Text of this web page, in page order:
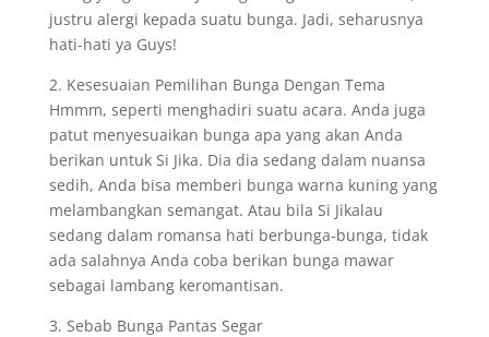
justru alergi kepada suatu bunga. Jadi, seharusnya
hati-hati ya Guys!
2. Kesesuaian Pemilihan Bunga Dengan Tema
Hmmm, seperti menghadiri suatu acara. Anda juga
patut menyesuaikan bunga apa yang akan Anda
berikan untuk Si Jika. Dia dia sedang dalam nuansa
sedih, Anda bisa memberi bunga warna kuning yang
melambangkan semangat. Atau bila Si Jikalau
sedang dalam romansa hati berbunga-bunga, tidak
ada salahnya Anda coba berikan bunga mawar
sebagai lambang keromantisan.
3. Sebab Bunga Pantas Segar